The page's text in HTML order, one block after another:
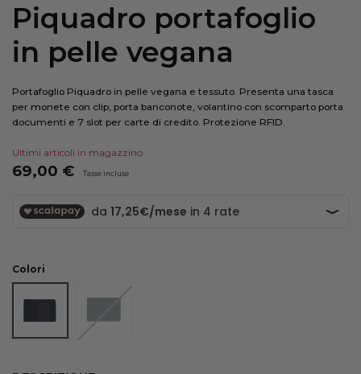
Piquadro portafoglio
in pelle vegana
Portafoglio Piquadro in pelle vegana e tessuto. Presenta una tasca
per monete con clip, porta banconote, volantino con scomparto porta
documenti e 7 slot per carte di credito. Protezione RFID.
Ultimi articoli in magazzino
69,00 € Tasse incluse
Colori
VERDE